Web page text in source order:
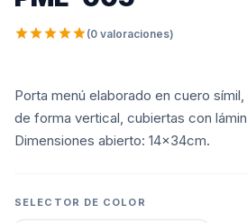
Artículos de uso personal
Artículos de uso personal -
Ver categoríaarrow_forward
starstarstarstarstar(0 valoraciones)
Porta menú elaborado en cuero
de forma vertical, cubiertas con
Dimensiones abierto: 14x34cm.
SELECTOR DE COLOR